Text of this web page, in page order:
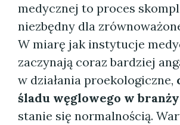
medycznej to proces
niezbędny dla
W miarę jak instytucje
zaczynają coraz bardziej
w działania proekologiczne,
śladu węglowego w
stanie się normalnością.